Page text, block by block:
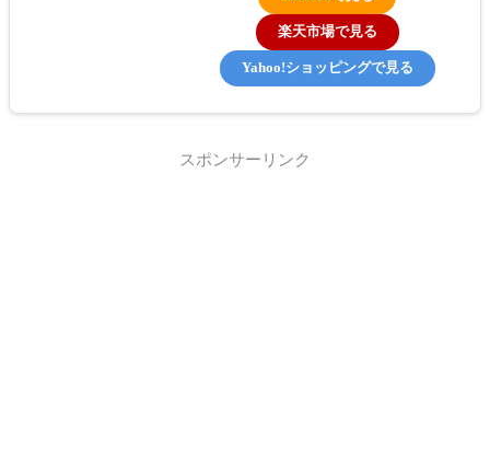
楽天市場で見る
Yahoo!ショッピングで見る
スポンサーリンク